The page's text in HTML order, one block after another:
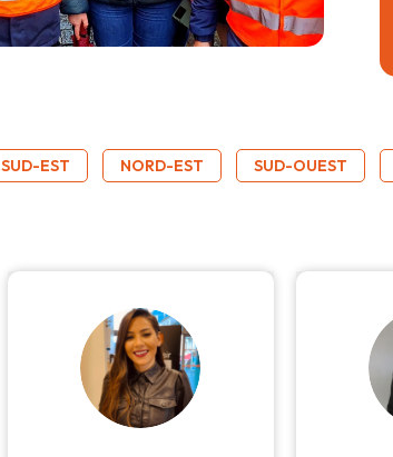
SUD-EST NORD-EST SUD-OUEST